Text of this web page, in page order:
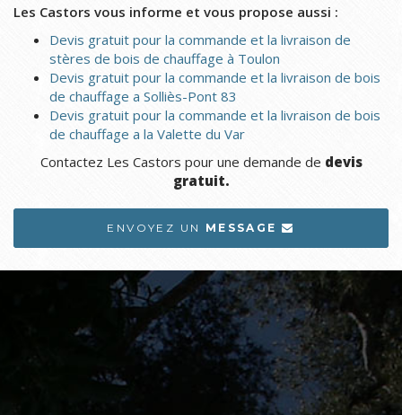
Les Castors vous informe et vous propose aussi :
Devis gratuit pour la commande et la livraison de
stères de bois de chauffage à Toulon
Devis gratuit pour la commande et la livraison de bois
de chauffage a Solliès-Pont 83
Devis gratuit pour la commande et la livraison de bois
de chauffage a la Valette du Var
Contactez Les Castors pour une demande de devis
gratuit.
ENVOYEZ UN MESSAGE